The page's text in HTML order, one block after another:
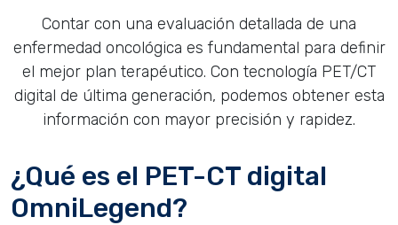
Contar con una evaluación detallada de una
enfermedad oncológica es fundamental para definir
el mejor plan terapéutico. Con tecnología PET/CT
digital de última generación, podemos obtener esta
información con mayor precisión y rapidez.
¿Qué es el PET-CT digital
OmniLegend?